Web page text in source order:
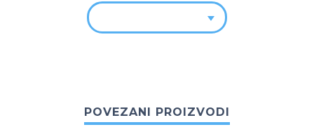
POVEZANI PROIZVODI